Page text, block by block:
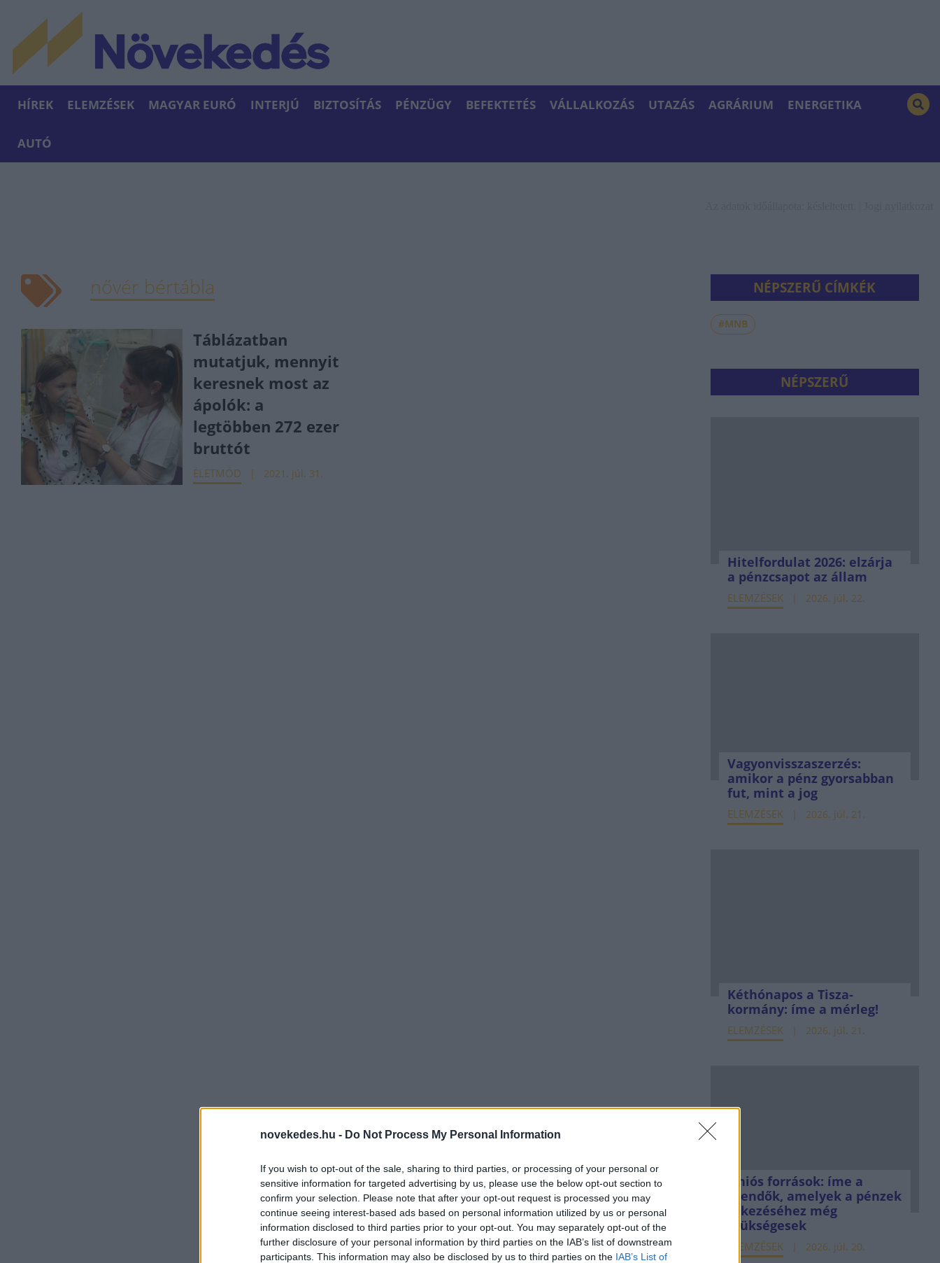
novekedes.hu - Do Not Process My Personal Information
If you wish to opt-out of the sale, sharing to third parties, or processing of your personal or
sensitive information for targeted advertising by us, please use the below opt-out section to
confirm your selection. Please note that after your opt-out request is processed you may
continue seeing interest-based ads based on personal information utilized by us or personal
information disclosed to third parties prior to your opt-out. You may separately opt-out of the
further disclosure of your personal information by third parties on the IAB’s list of downstream
participants. This information may also be disclosed by us to third parties on the IAB’s List of
HÍREK ELEMZÉSEK MAGYAR EURÓ INTERJÚ BIZTOSÍTÁS PÉNZÜGY BEFEKTETÉS VÁLLALKOZÁS UTAZÁS AGRÁRIUM ENERGETIKA
AUTÓ
nővér bértábla
Táblázatban
mutatjuk, mennyit
keresnek most az
ápolók: a
legtöbben 272 ezer
bruttót
ÉLETMÓD 2021. júl. 31.
NÉPSZERŰ CÍMKÉK
#MNB
NÉPSZERŰ
Hitelfordulat 2026: elzárja
a pénzcsapot az állam
ELEMZÉSEK 2026. júl. 22.
Vagyonvisszaszerzés:
amikor a pénz gyorsabban
fut, mint a jog
ELEMZÉSEK 2026. júl. 21.
Kéthónapos a Tisza-
kormány: íme a mérleg!
ELEMZÉSEK 2026. júl. 21.
Uniós források: íme a
teendők, amelyek a pénzek
érkezéséhez még
szükségesek
ELEMZÉSEK 2026. júl. 20.